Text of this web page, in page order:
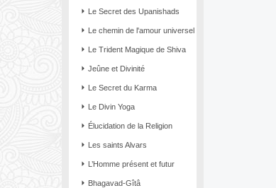
Le Secret des Upanishads
Le chemin de l'amour universel
Le Trident Magique de Shiva
Jeûne et Divinité
Le Secret du Karma
Le Divin Yoga
Élucidation de la Religion
Les saints Alvars
L’Homme présent et futur
Bhagavad-Gîtâ